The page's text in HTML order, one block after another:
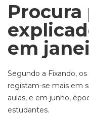
Procura
em
Segundo a Fixando,
registam-se mais em
aulas, e em junho,
estudantes.